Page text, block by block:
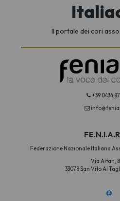
Il portale dei cori
+39 0434
Federazione Nazionale Italiana
Via Altan,
33078 San Vito Al